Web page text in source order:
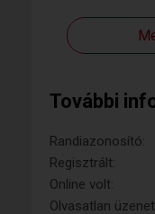
További
Randiazonosító:
Regisztrált:
Online volt:
Olvasatlan